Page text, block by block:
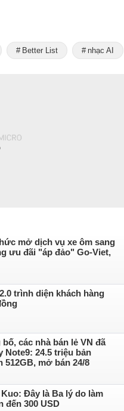
Better List nhạc AI
mở dịch vụ xe ôm sang
ưu đãi "áp đảo" Go-Viet,
trình diện khách hàng
các nhà bán lẻ VN đã
24.5 triệu bản
512GB, mở bán 24/8
Đây là Ba lý do làm
đến 300 USD